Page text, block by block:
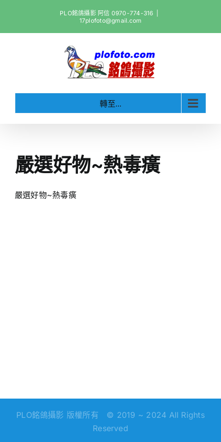
content
PLO銘鴿攝影 阿信 0970-774-316
17plofoto@gmail.com
轉至...
嚴選好物~熱毒癀
嚴選好物~熱毒癀
PLO銘鴿攝影 版權所有 © 2019 ~ 2024 All Rights
Reserved